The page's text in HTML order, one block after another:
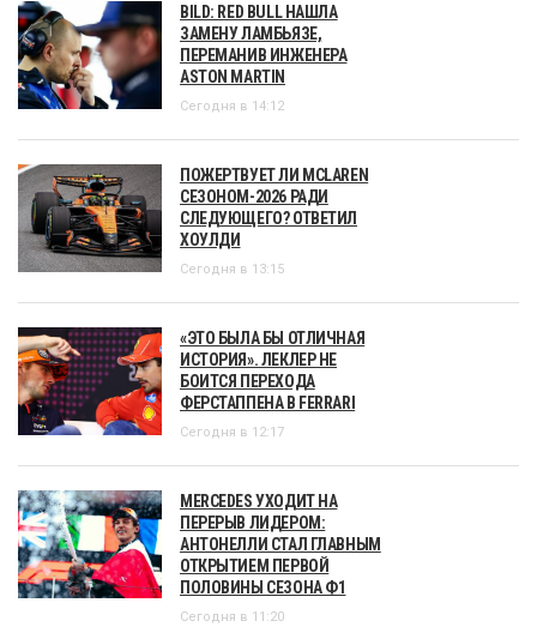
BILD: RED BULL НАШЛА
ЗАМЕНУ ЛАМБЬЯЗЕ,
ПЕРЕМАНИВ ИНЖЕНЕРА
ASTON MARTIN
Сегодня в 14:12
ПОЖЕРТВУЕТ ЛИ MCLAREN
СЕЗОНОМ-2026 РАДИ
СЛЕДУЮЩЕГО? ОТВЕТИЛ
ХОУЛДИ
Сегодня в 13:15
«ЭТО БЫЛА БЫ ОТЛИЧНАЯ
ИСТОРИЯ». ЛЕКЛЕР НЕ
БОИТСЯ ПЕРЕХОДА
ФЕРСТАППЕНА В FERRARI
Сегодня в 12:17
MERCEDES УХОДИТ НА
ПЕРЕРЫВ ЛИДЕРОМ:
АНТОНЕЛЛИ СТАЛ ГЛАВНЫМ
ОТКРЫТИЕМ ПЕРВОЙ
ПОЛОВИНЫ СЕЗОНА Ф1
Сегодня в 11:20